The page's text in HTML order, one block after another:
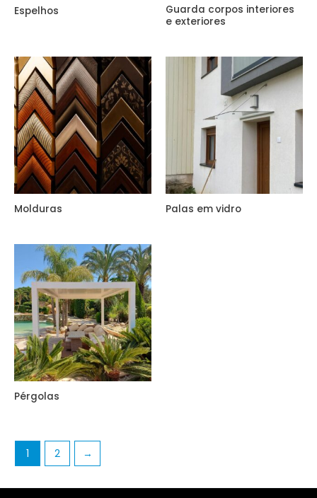
Espelhos
Guarda corpos interiores
e exteriores
Molduras Palas em vidro
Pérgolas
1 2 →